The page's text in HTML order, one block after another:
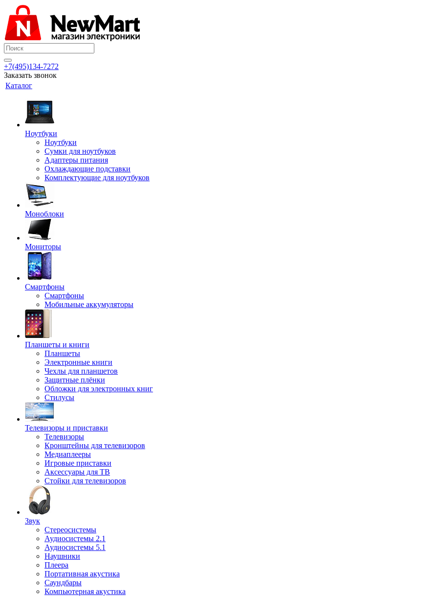
+7(495)134-7272
Заказать звонок
Каталог
Ноутбуки
Ноутбуки
Сумки для ноутбуков
Адаптеры питания
Охлаждающие подставки
Комплектующие для ноутбуков
Моноблоки
Мониторы
Смартфоны
Смартфоны
Мобильные аккумуляторы
Планшеты и книги
Планшеты
Электронные книги
Чехлы для планшетов
Защитные плёнки
Обложки для электронных книг
Стилусы
Телевизоры и приставки
Телевизоры
Кронштейны для телевизоров
Медиаплееры
Игровые приставки
Аксессуары для ТВ
Стойки для телевизоров
Звук
Стереосистемы
Аудиосистемы 2.1
Аудиосистемы 5.1
Наушники
Плеера
Портативная акустика
Саундбары
Компьютерная акустика